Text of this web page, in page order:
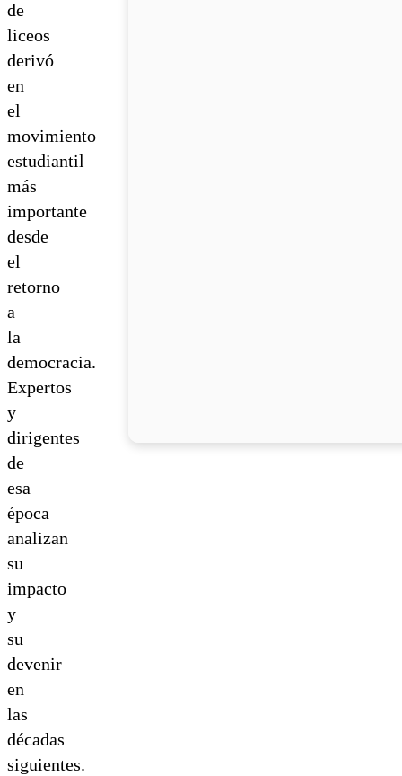
de
liceos
derivó
en
el
movimiento
estudiantil
más
importante
desde
el
retorno
a
la
democracia.
Expertos
y
dirigentes
de
esa
época
analizan
su
impacto
y
su
devenir
en
las
décadas
siguientes.